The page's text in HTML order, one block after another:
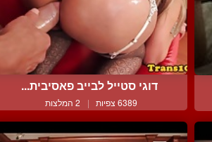
דוגי סטייל לבייב פאסיבית...
6389 צפיות | 2 המלצות